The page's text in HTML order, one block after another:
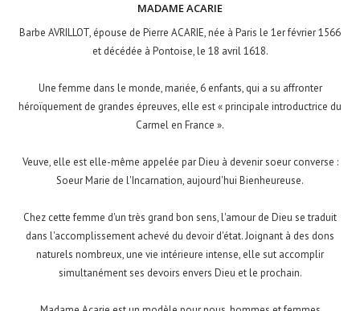
MADAME ACARIE
Barbe AVRILLOT, épouse de Pierre ACARIE, née à Paris le 1er février 1566
et décédée à Pontoise, le 18 avril 1618.
Une femme dans le monde, mariée, 6 enfants, qui a su affronter
héroïquement de grandes épreuves, elle est « principale introductrice du
Carmel en France ».
Veuve, elle est elle-même appelée par Dieu à devenir soeur converse :
Soeur Marie de l'Incarnation, aujourd'hui Bienheureuse.
Chez cette femme d'un très grand bon sens, l'amour de Dieu se traduit
dans l'accomplissement achevé du devoir d'état. Joignant à des dons
naturels nombreux, une vie intérieure intense, elle sut accomplir
simultanément ses devoirs envers Dieu et le prochain.